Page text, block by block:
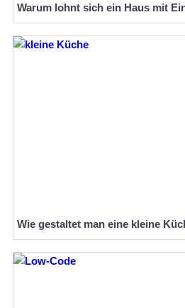
Warum lohnt sich ein Haus mit
Wie gestaltet man eine kleine